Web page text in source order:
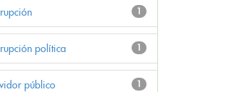
1
1
política
1
público